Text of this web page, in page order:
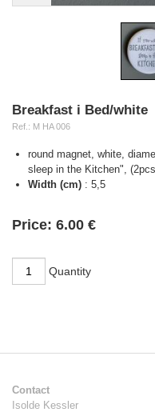
Breakfast i Bed/white
Ref.: M HA 006
round magnet, white,
sleep in the Kitchen",
Width (cm) :5,5
Availability:
Price: 6.00 €
Quantity
Contact
Isolde Kessler